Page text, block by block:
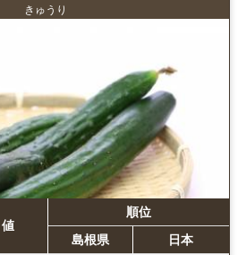
きゅうり
値
順位
島根県
日本